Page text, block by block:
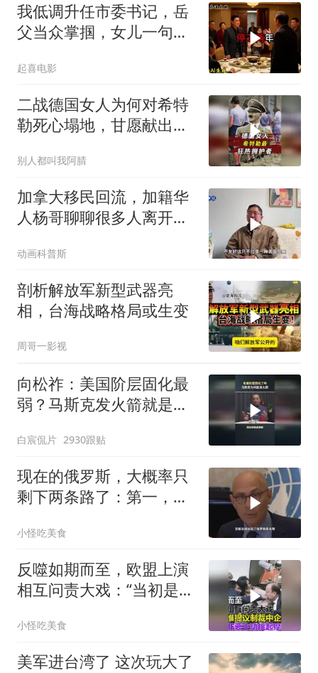
我低调升任市委书记，岳
父当众掌掴，女儿一句话
起喜电影
二战德国女人为何对希特
勒死心塌地，甘愿献出一
别人都叫我阿腈
加拿大移民回流，加籍华
人杨哥聊聊很多人离开加
动画科普斯
剖析解放军新型武器亮
相，台海战略格局或生变
周哥一影视
向松祚：美国阶层固化最
弱？马斯克发火箭就是答
白宸侃片 2930跟贴
现在的俄罗斯，大概率只
剩下两条路了：第一，把
小怪吃美食
反噬如期而至，欧盟上演
相互问责大戏：“当初是谁
小怪吃美食
美军进台湾了 这次玩大了